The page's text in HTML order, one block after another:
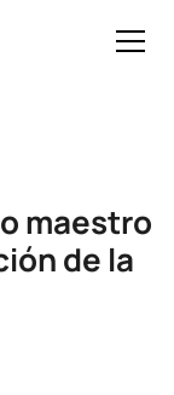
maestro
de la